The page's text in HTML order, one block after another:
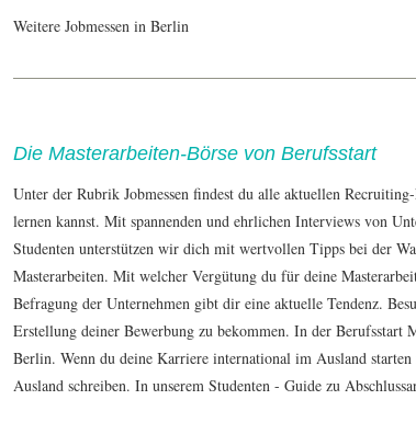
Weitere Jobmessen in Berlin
Die Masterarbeiten-Börse von Berufsstart
Unter der Rubrik Jobmessen findest du alle aktuellen
lernen kannst. Mit spannenden und ehrlichen Interviews von
Studenten unterstützen wir dich mit wertvollen Tipps bei der
Masterarbeiten. Mit welcher Vergütung du für deine
Befragung der Unternehmen gibt dir eine aktuelle Tendenz.
Erstellung deiner Bewerbung zu bekommen. In der Berufsstart
Berlin. Wenn du deine Karriere international im Ausland
Ausland schreiben. In unserem Studenten - Guide zu